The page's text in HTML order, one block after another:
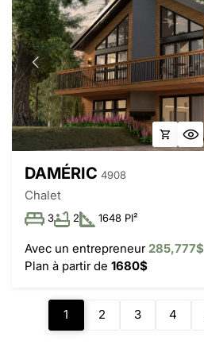
DAMÉRIC 4908
Chalet
3 2 1648 PI²
Avec un entrepreneur 285,777$
Plan à partir de 1680$
1 2 3 4